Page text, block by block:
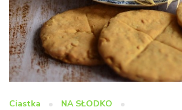
Ciastka
NA SŁODKO